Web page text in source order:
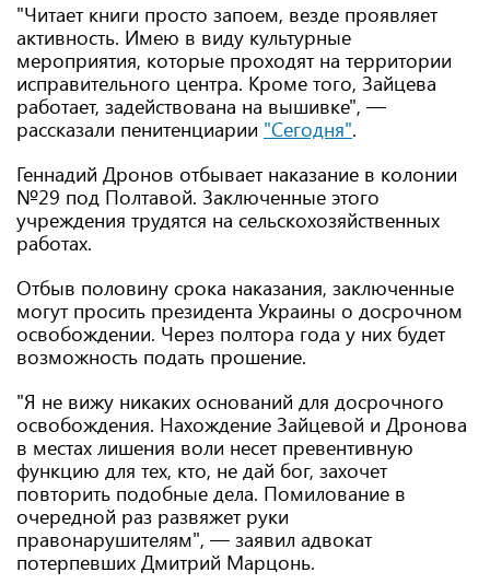
"Читает книги просто запоем, везде проявляет
активность. Имею в виду культурные
мероприятия, которые проходят на территории
исправительного центра. Кроме того, Зайцева
работает, задействована на вышивке", —
рассказали пенитенциарии "Сегодня".
Геннадий Дронов отбывает наказание в колонии
№29 под Полтавой. Заключенные этого
учреждения трудятся на сельскохозяйственных
работах.
Отбыв половину срока наказания, заключенные
могут просить президента Украины о досрочном
освобождении. Через полтора года у них будет
возможность подать прошение.
"Я не вижу никаких оснований для досрочного
освобождения. Нахождение Зайцевой и Дронова
в местах лишения воли несет превентивную
функцию для тех, кто, не дай бог, захочет
повторить подобные дела. Помилование в
очередной раз развяжет руки
правонарушителям", — заявил адвокат
потерпевших Дмитрий Марцонь.